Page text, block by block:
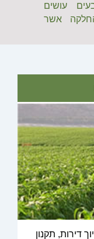
עושים
אשר
דירות, תקנון